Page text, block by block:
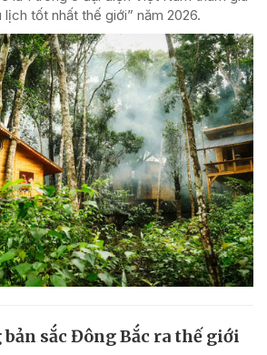
tốt nhất thế giới” năm 2026.
sắc Đông Bắc ra thế giới